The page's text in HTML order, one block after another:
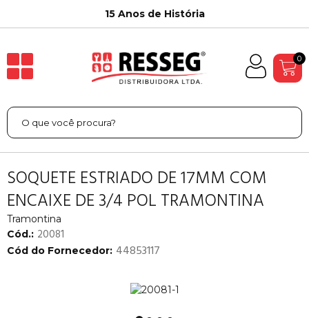
15 Anos de História
0
SOQUETE ESTRIADO DE 17MM COM
ENCAIXE DE 3/4 POL TRAMONTINA
Tramontina
Cód.: 20081
Cód do Fornecedor: 44853117